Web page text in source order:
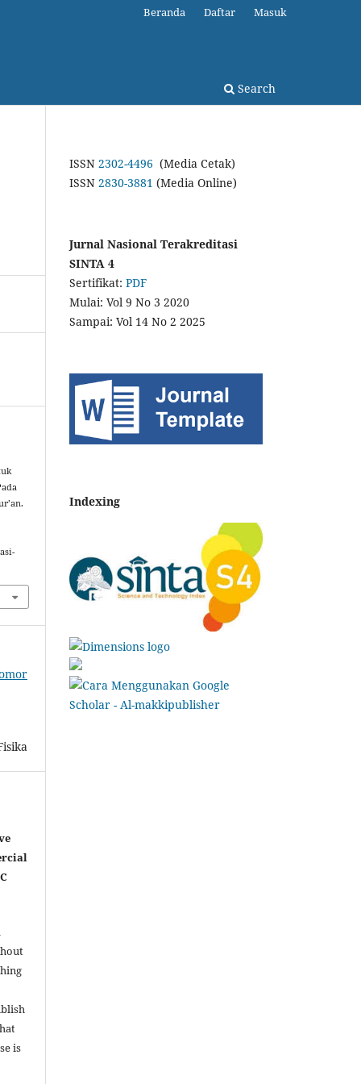
Search
Beranda Daftar Masuk
is
ISSN 2302-4496 (Media Cetak)
ISSN 2830-3881 (Media Online)
Jurnal Nasional Terakreditasi
SINTA 4
Sertifikat: PDF
Mulai: Vol 9 No 3 2020
Sampai: Vol 14 No 2 2025
Indexing